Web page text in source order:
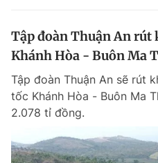
Tập đoàn Thuận An rút
Khánh Hòa - Buôn Ma
Tập đoàn Thuận An sẽ rút
tốc Khánh Hòa - Buôn Ma
2.078 tỉ đồng.